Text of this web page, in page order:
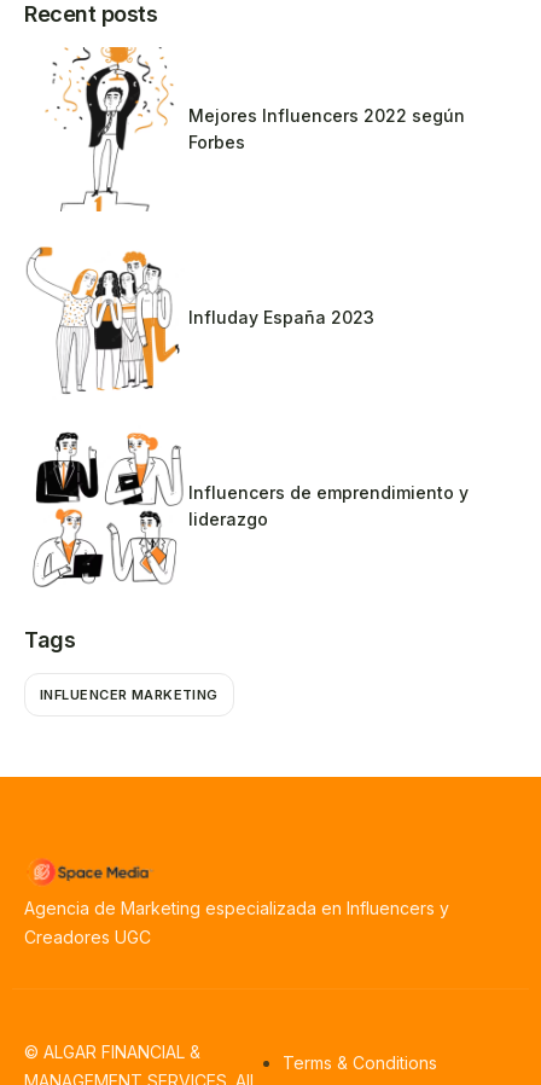
Recent posts
Mejores Influencers 2022 según
Forbes
Influday España 2023
Influencers de emprendimiento y
liderazgo
Tags
INFLUENCER MARKETING
Agencia de Marketing especializada en Influencers y
Creadores UGC
© ALGAR FINANCIAL &
MANAGEMENT SERVICES. All
Terms & Conditions